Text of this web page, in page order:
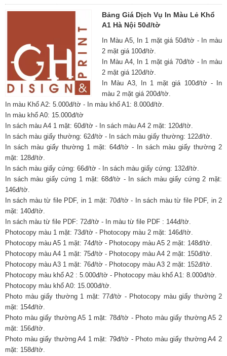
Bảng Giá Dịch Vụ In Màu Lẻ Khổ
A1 Hà Nội 50đ/tờ
In Màu A5, In 1 mặt giá 50đ/tờ - In màu
2 mặt giá 100đ/tờ.
In Màu A4, In 1 mặt giá 70đ/tờ - In màu
2 mặt giá 120đ/tờ.
In Màu A3, In 1 mặt giá 100đ/tờ - In
màu 2 mặt giá 200đ/tờ.
In màu Khổ A2: 5.000đ/tờ - In màu khổ A1: 8.000đ/tờ.
In màu khổ A0: 15.000đ/tờ
In sách màu A4 1 mặt: 60đ/tờ - In sách màu A4 2 mặt: 120đ/tờ.
In sách màu giấy thường: 62đ/tờ - In sách màu giấy thường: 122đ/tờ.
In sách màu giấy thường 1 mặt: 64đ/tờ - In sách màu giấy thường 2
mặt: 128đ/tờ.
In sách màu giấy cứng: 66đ/tờ - In sách màu giấy cứng: 132đ/tờ.
In sách màu giấy cứng 1 mặt: 68đ/tờ - In sách màu giấy cứng 2 mặt:
146đ/tờ.
In sách màu từ file PDF, in 1 mặt: 70đ/tờ - In sách màu từ file PDF, in 2
mặt: 140đ/tờ.
In sách màu từ file PDF: 72đ/tờ - In màu từ file PDF : 144đ/tờ.
Photocopy màu 1 mặt: 73đ/tờ - Photocopy màu 2 mặt: 146đ/tờ.
Photocopy màu A5 1 mặt: 74đ/tờ - Photocopy màu A5 2 mặt: 148đ/tờ.
Photocopy màu A4 1 mặt: 75đ/tờ - Photocopy màu A4 2 mặt: 150đ/tờ.
Photocopy màu A3 1 mặt: 76đ/tờ - Photocopy màu A3 2 mặt: 152đ/tờ.
Photocopy màu khổ A2 : 5.000đ/tờ - Photocopy màu khổ A1: 8.000đ/tờ.
Photocopy màu khổ A0: 15.000đ/tờ.
Photo màu giấy thường 1 mặt: 77đ/tờ - Photocopy màu giấy thường 2
mặt: 154đ/tờ.
Photo màu giấy thường A5 1 mặt: 78đ/tờ - Photo màu giấy thường A5 2
mặt: 156đ/tờ.
Photo màu giấy thường A4 1 mặt: 79đ/tờ - Photo màu giấy thường A4 2
mặt: 158đ/tờ.